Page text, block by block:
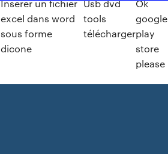
Insérer un fichier
excel dans word
sous forme
dicone
Usb dvd
tools
télécharger
Ok
google
play
store
please